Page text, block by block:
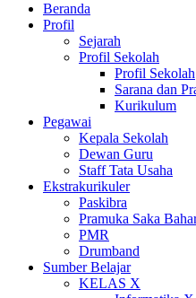
Beranda
Profil
Sejarah
Profil Sekolah
Profil Sekolah
Sarana dan
Kurikulum
Pegawai
Kepala Sekolah
Dewan Guru
Staff Tata Usaha
Ekstrakurikuler
Paskibra
Pramuka Saka
PMR
Drumband
Sumber Belajar
KELAS X